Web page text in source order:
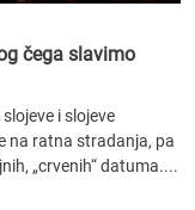
čega slavimo
i slojeve
na ratna stradanja, pa
„crvenih“ datuma....